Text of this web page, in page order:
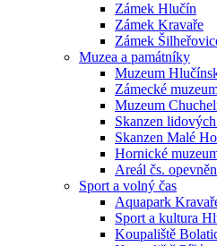
Zámek Hlučín
Zámek Kravaře
Zámek
Muzea a památníky
Muzeum
Zámecké
Muzeum
Skanzen
Skanzen Malé
Hornické
Areál čs.
Sport a volný čas
Aquapark
Sport a kultura
Koupaliště